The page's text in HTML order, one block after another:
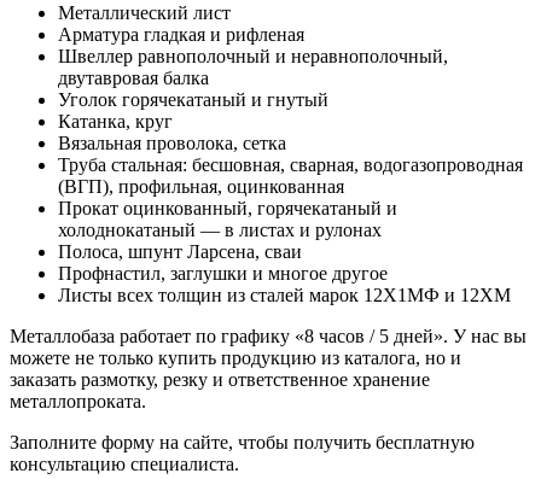
Металлический лист
Арматура гладкая и рифленая
Швеллер равнополочный и неравнополочный,
двутавровая балка
Уголок горячекатаный и гнутый
Катанка, круг
Вязальная проволока, сетка
Труба стальная: бесшовная, сварная, водогазопроводная
(ВГП), профильная, оцинкованная
Прокат оцинкованный, горячекатаный и
холоднокатаный — в листах и рулонах
Полоса, шпунт Ларсена, сваи
Профнастил, заглушки и многое другое
Листы всех толщин из сталей марок 12Х1МФ и 12ХМ
Металлобаза работает по графику «8 часов / 5 дней». У нас вы
можете не только купить продукцию из каталога, но и
заказать размотку, резку и ответственное хранение
металлопроката.
Заполните форму на сайте, чтобы получить бесплатную
консультацию специалиста.